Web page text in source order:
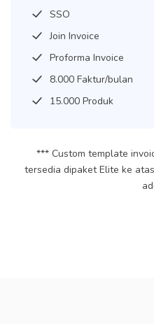
SSO
Join Invoice
Proforma Invoice
8.000 Faktur/bulan
15.000 Produk
*** Custom template
tersedia dipaket Elite ke